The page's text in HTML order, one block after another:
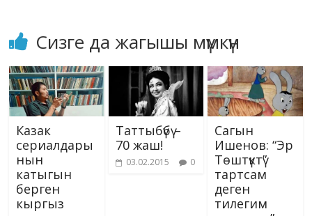
Сизге да жагышы мүмкүн
Казак
сериалдары
нын
катыгын
берген
кыргыз
Таттыбүбү –
70 жаш!
03.02.2015 0
Сагын
Ишенов: “Эр
Төштүктү”
тартсам
деген
тилегим